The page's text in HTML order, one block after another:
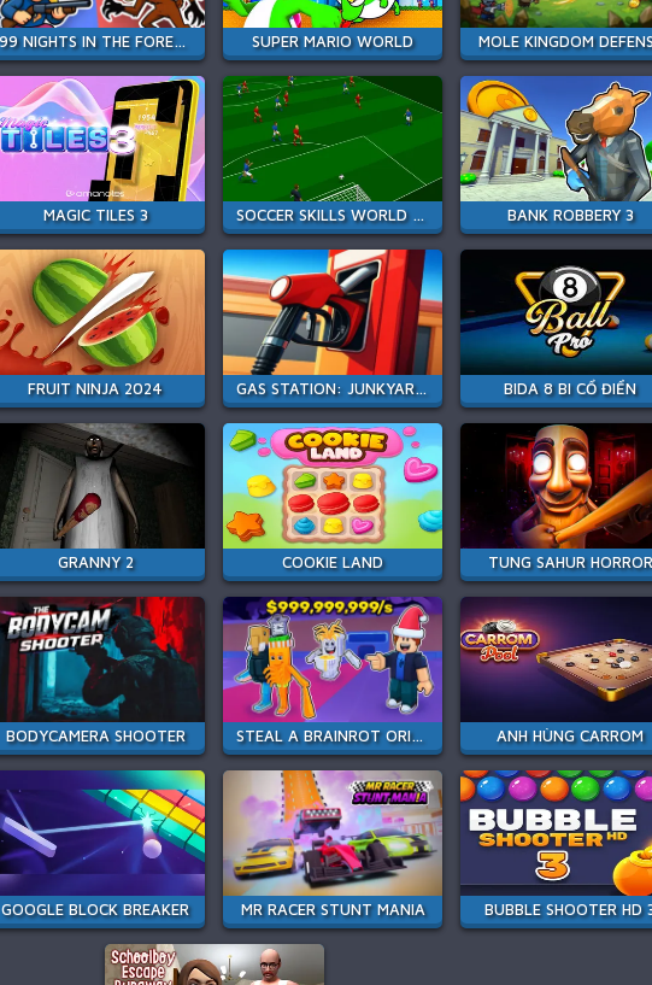
99 NIGHTS IN THE FOREST - BATTLE SQUADS SUPER MARIO WORLD MOLE KINGDOM
MAGIC TILES 3 SOCCER SKILLS WORLD CUP BANK ROBBERY 3
FRUIT NINJA 2024 GAS STATION: JUNKYARD TYCOON BIDA 8 BI CỔ ĐIỂN
GRANNY 2 COOKIE LAND TUNG SAHUR HORROR
BODYCAMERA SHOOTER STEAL A BRAINROT ORIGINAL 3D ANH HÙNG CARROM
GOOGLE BLOCK BREAKER MR RACER STUNT MANIA BUBBLE SHOOTER HD